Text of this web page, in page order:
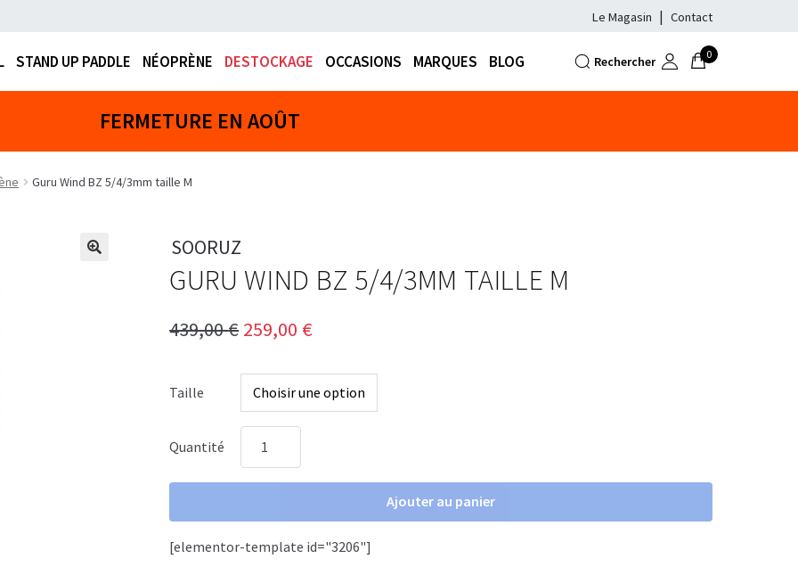
Le Magasin Contact
STAND UP PADDLE NÉOPRÈNE DESTOCKAGE OCCASIONS MARQUES BLOG Rechercher 0
site quai34.fr seront en pause pendant le mois d'Août, pas d'expédition possible
Septembre , Bon Vent à vous
Guru Wind BZ 5/4/3mm taille M
SOORUZ
GURU WIND BZ 5/4/3MM TAILLE M
439,00€ Le
initial
était :
439,00 €.
259,00 €
actuel
Taille
Quantité
quantité
de
Wind
BZ
Ajouter au panier
[elementor-template id="3206"]